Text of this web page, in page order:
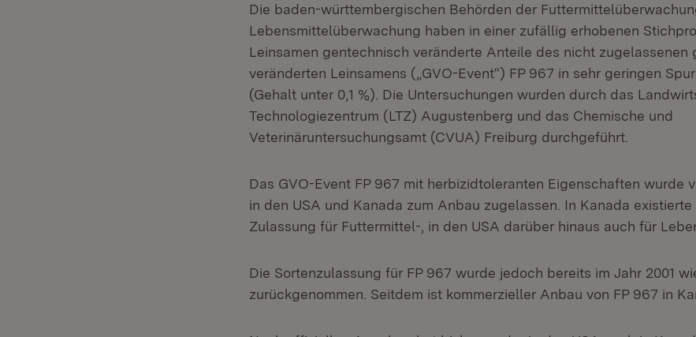
Die baden-württembergischen Behörden der
Lebensmittelüberwachung haben in einer zufällig erhobenen
Leinsamen gentechnisch veränderte Anteile des nicht zugelassenen
veränderten Leinsamens („GVO-Event“) FP 967 in sehr geringen
(Gehalt unter 0,1 %). Die Untersuchungen wurden durch das
Technologiezentrum (LTZ) Augustenberg und das Chemische und
Veterinäruntersuchungsamt (CVUA) Freiburg durchgeführt.
Das GVO-Event FP 967 mit herbizidtoleranten Eigenschaften wurde
in den USA und Kanada zum Anbau zugelassen. In Kanada
Zulassung für Futtermittel-, in den USA darüber hinaus auch für
Die Sortenzulassung für FP 967 wurde jedoch bereits im Jahr 2001
zurückgenommen. Seitdem ist kommerzieller Anbau von FP 967 in